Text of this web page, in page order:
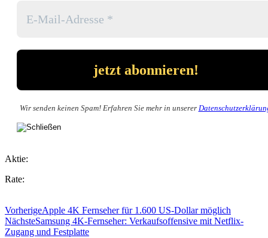
Wir senden keinen Spam! Erfahren Sie mehr in unserer
Aktie:
Rate:
VorherigeApple 4K Fernseher für 1.600 US-Dollar möglich
NächsteSamsung 4K-Fernseher: Verkaufsoffensive mit Netflix-
Zugang und Festplatte